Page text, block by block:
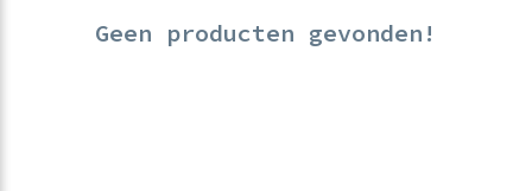
Geen producten gevonden!